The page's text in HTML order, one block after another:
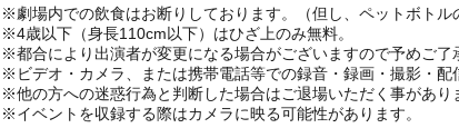
※劇場内での飲食はお断りしております。（但し、ペットボトル
※4歳以下（身長110cm以下）はひざ上のみ無料。
※都合により出演者が変更になる場合がございますので予めご了
※ビデオ・カメラ、または携帯電話等での録音・録画・撮影・配
※他の方への迷惑行為と判断した場合はご退場いただく事があり
※イベントを収録する際はカメラに映る可能性があります。